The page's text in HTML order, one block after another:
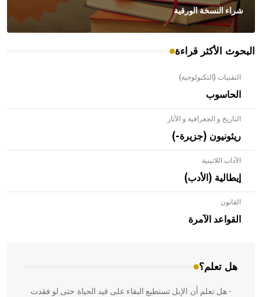
شراء النسخة الورقية
البحوث الأكثر قراءة
التقنيات (التكنولوجية)
الحاسوب
التاريخ و الجغرافية و الآثار
ريئونيون (جزيرة-)
الآداب اللاتينية
إيطالية (الأدب)
القانون
القواعد الآمرة
هل تعلم؟
- هل تعلم أن الأبلق نوع من الفنون الهندسية التي ارتبطت
بالعمارة الإسلامية في بلاد الشام ومصر خاصة، حيث يحرص
المعمار على بناء مداميكه وخاصة في الواجهات
- هل تعلم أن الإبل تستطيع البقاء على قيد الحياة حتى لو فقدت